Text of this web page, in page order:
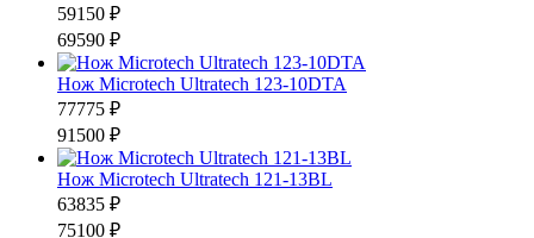
59150 ₽
69590 ₽
Нож Microtech Ultratech 123-10DTA
77775 ₽
91500 ₽
Нож Microtech Ultratech 121-13BL
63835 ₽
75100 ₽